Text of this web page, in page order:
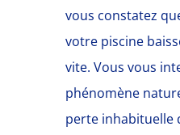
vous constatez
votre piscine
vite. Vous vous
phénomène
perte inhabituelle